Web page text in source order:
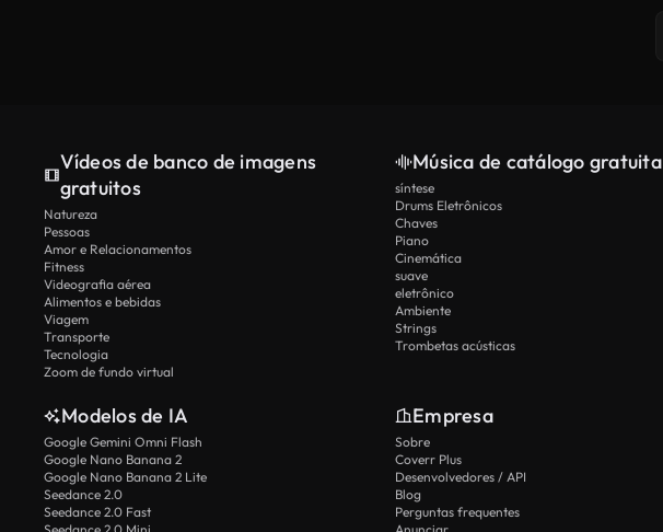
Vídeos de banco de imagens
gratuitos
Natureza
Pessoas
Amor e Relacionamentos
Fitness
Videografia aérea
Alimentos e bebidas
Viagem
Transporte
Tecnologia
Zoom de fundo virtual
Música de catálogo gratuita
síntese
Drums Eletrônicos
Chaves
Piano
Cinemática
suave
eletrônico
Ambiente
Strings
Trombetas acústicas
Modelos de IA
Google Gemini Omni Flash
Google Nano Banana 2
Google Nano Banana 2 Lite
Seedance 2.0
Seedance 2.0 Fast
Empresa
Sobre
Coverr Plus
Desenvolvedores / API
Blog
Perguntas frequentes